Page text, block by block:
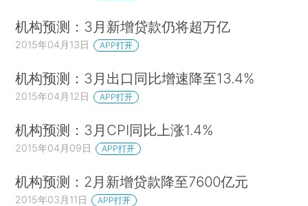
机构预测：3月新增贷款仍将超万亿
2015年04月13日 APP打开
机构预测：3月出口同比增速降至13.4%
2015年04月12日 APP打开
机构预测：3月CPI同比上涨1.4%
2015年04月09日 APP打开
机构预测：2月新增贷款降至7600亿元
2015年03月11日 APP打开